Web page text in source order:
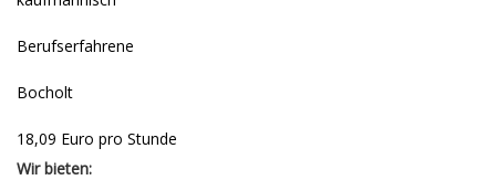
Berufserfahrene
Bocholt
18,09 Euro pro Stunde
Wir bieten: